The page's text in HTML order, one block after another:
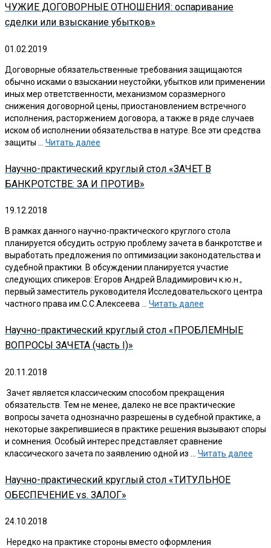
ЧУЖИЕ ДОГОВОРНЫЕ ОТНОШЕНИЯ: оспаривание
сделки или взыскание убытков»
01.02.2019
Договорные обязательственные требования защищаются
обычно исками о взыскании неустойки, убытков или применении
иных мер ответственности, механизмом соразмерного
снижения договорной цены, приостановлением встречного
исполнения, расторжением договора, а также в ряде случаев
иском об исполнении обязательства в натуре. Все эти средства
защиты … Читать далее
Научно-практический круглый стол «ЗАЧЕТ В
БАНКРОТСТВЕ: ЗА И ПРОТИВ»
19.12.2018
В рамках данного научно-практического круглого стола
планируется обсудить острую проблему зачета в банкротстве и
выработать предложения по оптимизации законодательства и
судебной практики. В обсуждении планируется участие
следующих спикеров: Егоров Андрей Владимирович к.ю.н.,
первый заместитель руководителя Исследовательского центра
частного права им.С.С.Алексеева … Читать далее
Научно-практический круглый стол «ПРОБЛЕМНЫЕ
ВОПРОСЫ ЗАЧЕТА (часть I)»
20.11.2018
Зачет является классическим способом прекращения
обязательств. Тем не менее, далеко не все практические
вопросы зачета однозначно разрешены в судебной практике, а
некоторые закрепившиеся в практике решения вызывают споры
и сомнения. Особый интерес представляет сравнение
классического зачета по заявлению одной из … Читать далее
Научно-практический круглый стол «ТИТУЛЬНОЕ
ОБЕСПЕЧЕНИЕ vs. ЗАЛОГ»
24.10.2018
Нередко на практике стороны вместо оформления